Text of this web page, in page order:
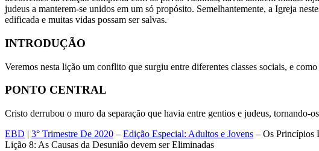
judeus a manterem-se unidos em um só propósito. Semelhantemente, a Igreja
edificada e muitas vidas possam ser salvas.
INTRODUÇÃO
Veremos nesta lição um conflito que surgiu entre diferentes classes sociais, e
PONTO CENTRAL
Cristo derrubou o muro da separação que havia entre gentios e judeus, tornando-
EBD | 3° Trimestre De 2020 – Edição Especial: Adultos e Jovens – Os Princípios
Lição 8: As Causas da Desunião devem ser Eliminadas